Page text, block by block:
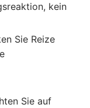
kein
Sie Reize
Sie auf